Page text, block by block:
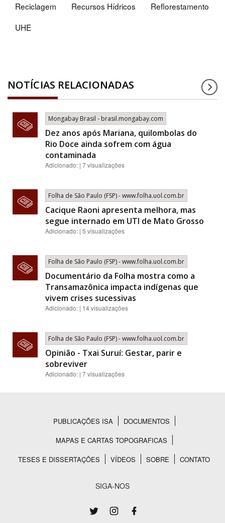
Reciclagem
Recursos Hídricos
Reflorestamento
UHE
NOTÍCIAS RELACIONADAS
Mongabay Brasil - brasil.mongabay.com
Dez anos após Mariana, quilombolas do
Rio Doce ainda sofrem com água
contaminada
Adicionado: | 7 visualizações
Folha de São Paulo (FSP) - www.folha.uol.com.br
Cacique Raoni apresenta melhora, mas
segue internado em UTI de Mato Grosso
Adicionado: | 5 visualizações
Folha de São Paulo (FSP) - www.folha.uol.com.br
Documentário da Folha mostra como a
Transamazônica impacta indígenas que
vivem crises sucessivas
Adicionado: | 14 visualizações
Folha de São Paulo (FSP) - www.folha.uol.com.br
Opinião - Txai Suruí: Gestar, parir e
sobreviver
Adicionado: | 7 visualizações
Rodapé
PUBLICAÇÕES ISA
DOCUMENTOS
MAPAS E CARTAS TOPOGRAFICAS
TESES E DISSERTAÇÕES
VÍDEOS SOBRE CONTATO
SIGA-NOS